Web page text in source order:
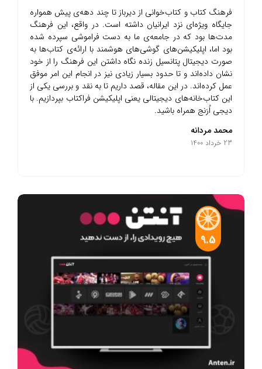
فرهنگ کتاب و کتاب‌خوانی از دیرباز تا چند دهه‌ی پیش همواره
جایگاه ویژه‌ای نزد ایرانیان داشته‌ است. در واقع، این فرهنگ
مدت‌ها بود که در جامعه‌ی ما به دست فراموشی سپرده شده
بود اما، اپلیکیشن‌های گوشی‌های هوشمند با ارائه‌ی کتاب‌ها به
صورت دیجیتال پتانسیل زنده‌ نگاه داشتن این فرهنگ را از خود
نشان داده‌اند و تا حدود بسیار زیادی نیز در انجام این امر موفق
عمل کرده‌اند. در این مقاله، قصد داریم تا به نقد و بررسی یکی از
این کتاب‌خانه‌های دیجیتالی یعنی اپلیکیشن فراکتاب بپردازیم. با
دیجی اُرَنج همراه باشید.
محمد مردانه
23 خرداد 1400
9.5